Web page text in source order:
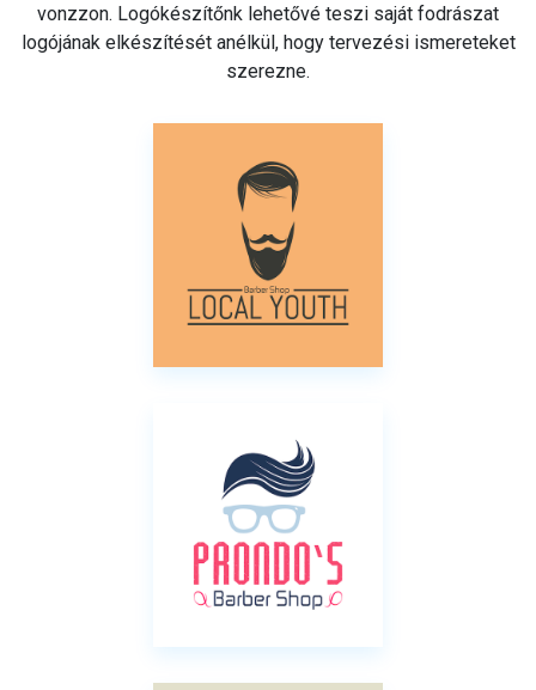
vonzzon. Logókészítőnk lehetővé teszi saját fodrászat
logójának elkészítését anélkül, hogy tervezési ismereteket
szerezne.